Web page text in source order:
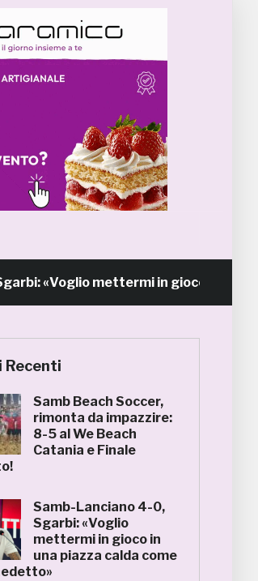
mettermi in gioco in una piazza
Samb Beach Soccer,
rimonta da impazzire:
8-5 al We Beach
Catania e Finale
Samb-Lanciano 4-0,
Sgarbi: «Voglio
mettermi in gioco in
una piazza calda come